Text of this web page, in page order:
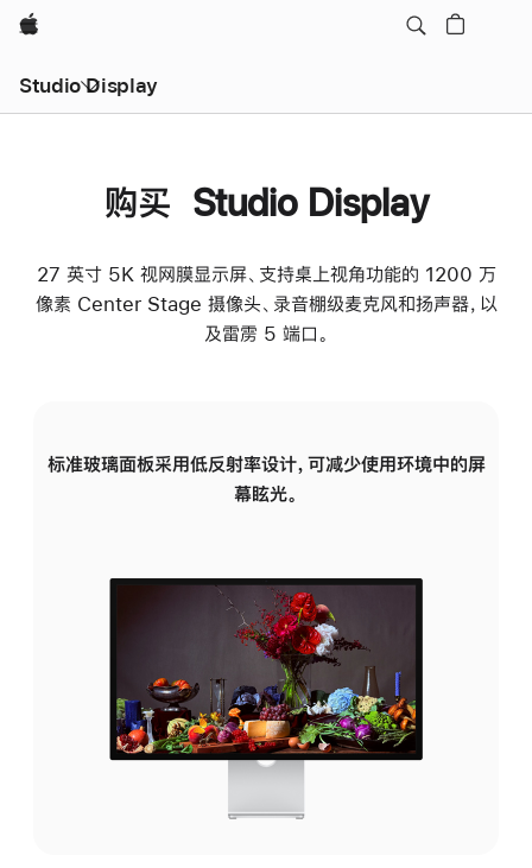
Apple
Studio Display
购买 Studio Display
27 英寸 5K 视网膜显示屏、支持桌上视角功能的 1200 万
像素 Center Stage 摄像头、录音棚级麦克风和扬声器，以
及雷雳 5 端口。
标准玻璃面板采用低反射率设计，可减少使用环境中的屏
幕眩光。